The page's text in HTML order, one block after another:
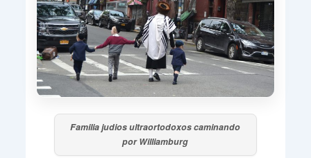
Familia judios ultraortodoxos caminando
por Williamburg